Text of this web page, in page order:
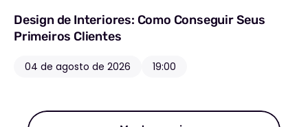
Design de Interiores: Como Conseguir Seus
Primeiros Clientes
04 de agosto de 2026 19:00